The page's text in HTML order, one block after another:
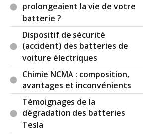
prolongeaient la vie de votre
batterie ?
Dispositif de sécurité
(accident) des batteries de
voiture électriques
Chimie NCMA : composition,
avantages et inconvénients
Témoignages de la
dégradation des batteries
Tesla